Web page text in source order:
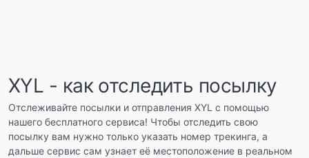
XYL - как отследить посылку
Отслеживайте посылки и отправления XYL с помощью
нашего бесплатного сервиса! Чтобы отследить свою
посылку вам нужно только указать номер трекинга, а
дальше сервис сам узнает её местоположение в реальном